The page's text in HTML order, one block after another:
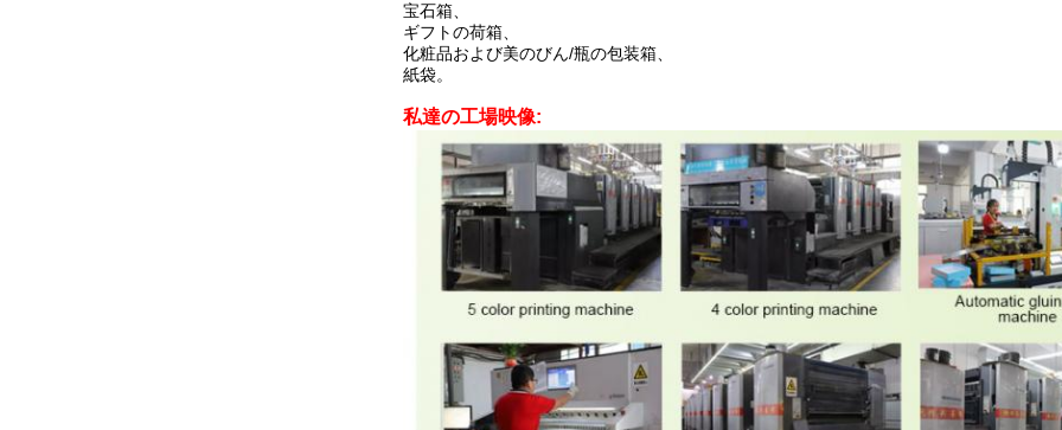
宝石箱、
ギフトの荷箱、
化粧品および美のびん/瓶の包装箱、
紙袋。
私達の工場映像: